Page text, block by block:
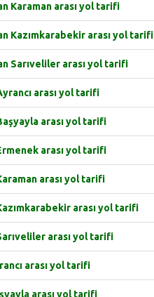
Karaman arası yol tarifi
Kazımkarabekir arası yol tarifi
Sarıveliler arası yol tarifi
arası yol tarifi
arası yol tarifi
arası yol tarifi
arası yol tarifi
arası yol tarifi
arası yol tarifi
arası yol tarifi
arası yol tarifi